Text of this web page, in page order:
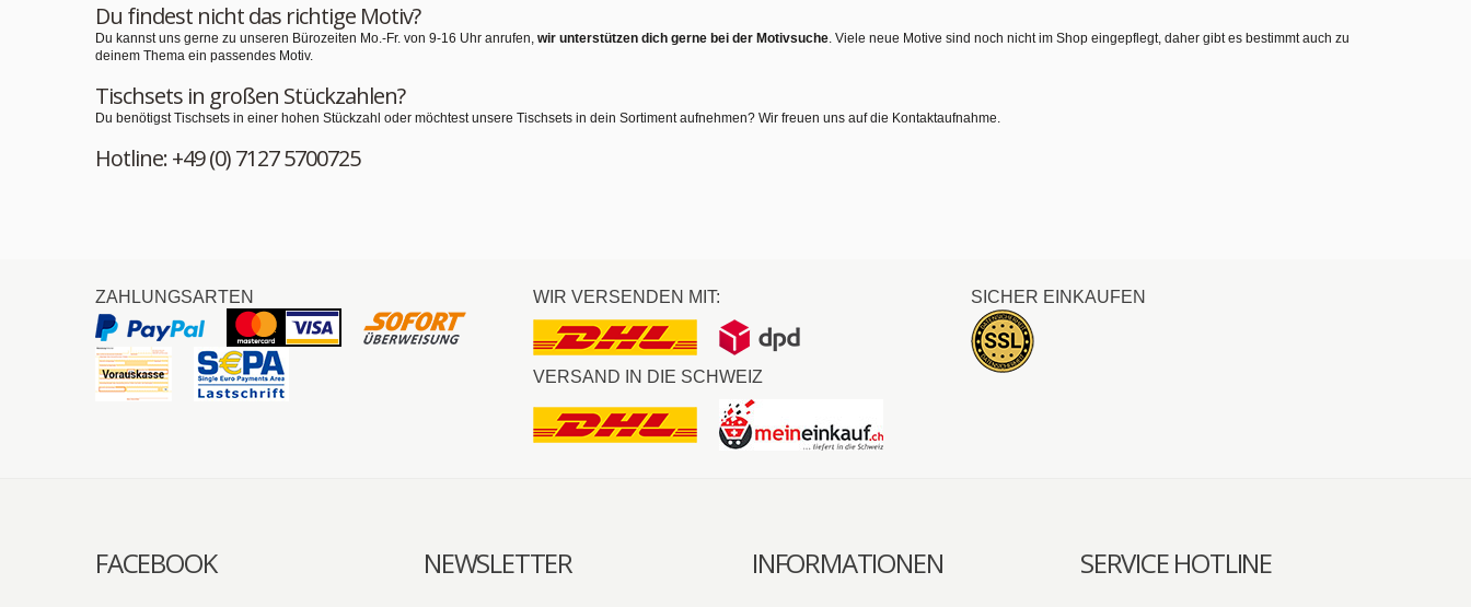
Du findest nicht das richtige Motiv?
Du kannst uns gerne zu unseren Bürozeiten Mo.-Fr. von 9-16 Uhr anrufen, wir unterstützen dich gerne bei der Motivsuche. Viele neue Motive sind noch nicht im Shop eingepflegt, daher gibt es bestimmt auch zu
deinem Thema ein passendes Motiv.
Tischsets in großen Stückzahlen?
Du benötigst Tischsets in einer hohen Stückzahl oder möchtest unsere Tischsets in dein Sortiment aufnehmen? Wir freuen uns auf die Kontaktaufnahme.
Hotline: +49 (0) 7127 5700725
ZAHLUNGSARTEN WIR VERSENDEN MIT:
VERSAND IN DIE SCHWEIZ
SICHER EINKAUFEN
FACEBOOK NEWSLETTER INFORMATIONEN SERVICE HOTLINE